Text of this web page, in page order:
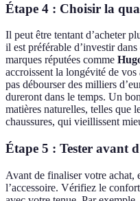
Étape 4 : Choisir la
Il peut être tentant d’acheter
il est préférable d’investir
marques réputées comme
accroissent la longévité de
pas débourser des milliers
dureront dans le temps. Un
matières naturelles, telles que
chaussures, qui vieillissent
Étape 5 : Tester avant
Avant de finaliser votre achat,
l’accessoire. Vérifiez le